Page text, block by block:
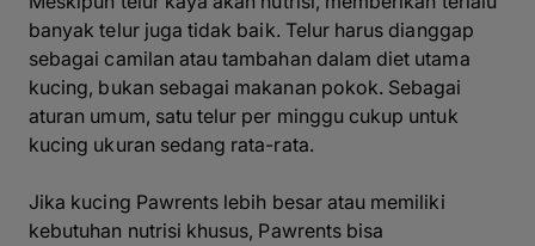
banyak telur juga tidak baik. Telur harus dianggap
sebagai camilan atau tambahan dalam diet utama
kucing, bukan sebagai makanan pokok. Sebagai
aturan umum, satu telur per minggu cukup untuk
kucing ukuran sedang rata-rata.
Jika kucing Pawrents lebih besar atau memiliki
kebutuhan nutrisi khusus, Pawrents bisa